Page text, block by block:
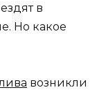
в
Но какое
возникли